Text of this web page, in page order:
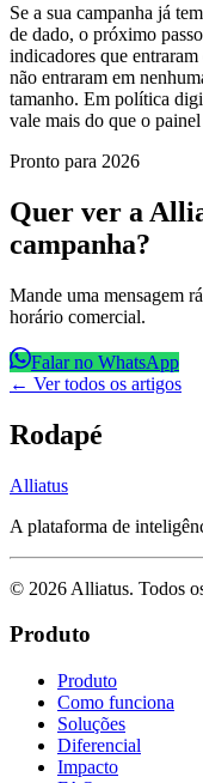
Se a sua campanha já
de dado, o próximo
indicadores que
não entraram em
tamanho. Em política
vale mais do que o
Pronto para 2026
Quer ver a
campanha?
Mande uma mensagem
horário comercial.
Falar no WhatsApp
← Ver todos os artigos
Rodapé
Alliatus
A plataforma de
© 2026 Alliatus. Todos
Produto
Produto
Como funciona
Soluções
Diferencial
Impacto